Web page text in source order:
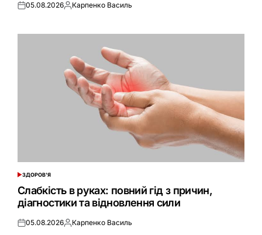
Оприлюднено
05.08.2026Опубліковано
Карпенко Василь
ОПУБЛІКУВАТИ
ЗДОРОВ'Я
Слабкість в руках: повний гід з причин,
діагностики та відновлення сили
Оприлюднено
05.08.2026Опубліковано
Карпенко Василь